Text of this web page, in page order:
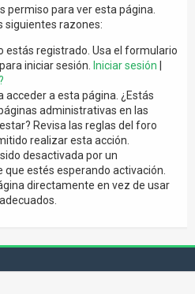
permiso para ver esta página.
siguientes razones:
estás registrado. Usa el formulario
iniciar sesión.
Iniciar sesión
acceder a esta página. ¿Estás
administrativas en las
Revisa las reglas del foro
realizar esta acción.
desactivada por un
estés esperando activación.
directamente en vez de usar